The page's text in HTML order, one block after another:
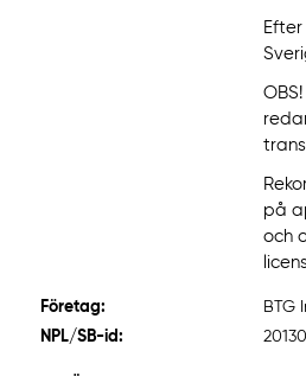
på
och
Företag:
BTG
NPL/SB-id: